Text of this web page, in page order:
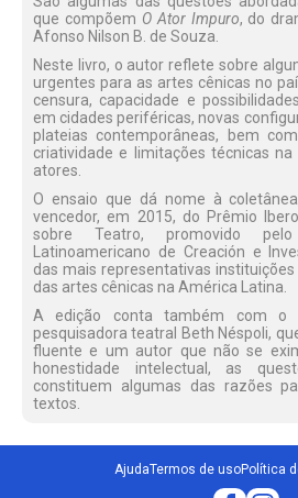
que compõem O Ator Impuro, do
Afonso Nilson B. de Souza.
Neste livro, o autor reflete sobre
urgentes para as artes cênicas no
censura, capacidade e
em cidades periféricas, novas
plateias contemporâneas, bem
criatividade e limitações técnicas
atores.
O ensaio que dá nome à
vencedor, em 2015, do Prêmio
sobre Teatro, promovido
Latinoamericano de Creación e
das mais representativas
das artes cênicas na América Latina.
A edição conta também com o
pesquisadora teatral Beth Néspoli,
fluente e um autor que não se
honestidade intelectual, as
constituem algumas das razões
textos.
AjudaTermos de usoPolítica